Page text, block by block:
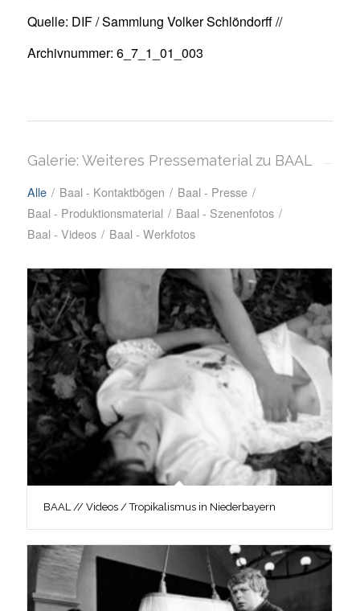
Quelle: DIF / Sammlung Volker Schlöndorff //
Archivnummer: 6_7_1_01_003
Galerie: Weiteres Pressematerial zu BAAL
Alle / Baal - Kontaktbögen / Baal - Presse /
Baal - Produktionsmaterial / Baal - Szenenfotos /
Baal - Videos / Baal - Werkfotos
BAAL // Videos / Tropikalismus in Niederbayern